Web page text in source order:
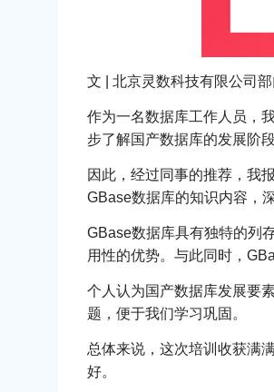
文 | 北京灵数科技有限公司
作为一名数据库工作人员，
步了解国产数据库的发展阶
因此，经过同事的推荐，我
GBase数据库的知识内容，
GBase数据库具有独特的列
用性的优势。与此同时，
个人认为国产数据库发展要
题，便于我们学习巩固。
总体来说，这次培训收获满
好。